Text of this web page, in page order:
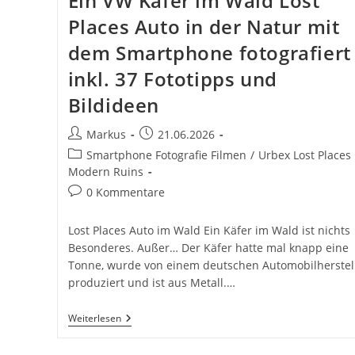
Places Auto in der Natur mit
dem Smartphone fotografiert
inkl. 37 Fototipps und
Bildideen
Beitrags-
Autor:
Markus
Beitrag
veröffentlicht:
21.06.2026
Beitrags-
Kategorie:
Smartphone Fotografie Filmen / Urbex Lost Places
Modern Ruins
Beitrags-
0 Kommentare
Lost Places Auto im Wald Ein Käfer im Wald ist nichts
Besonderes. Außer… Der Käfer hatte mal knapp eine
Tonne, wurde von einem deutschen
produziert und ist aus Metall.…
WeiterlesenEin
VW